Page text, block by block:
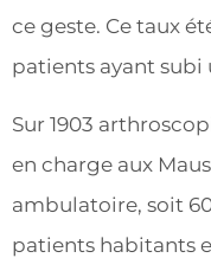
ce geste. Ce taux
patients ayant subi
Sur 1903
en charge aux
ambulatoire, soit
patients habitants